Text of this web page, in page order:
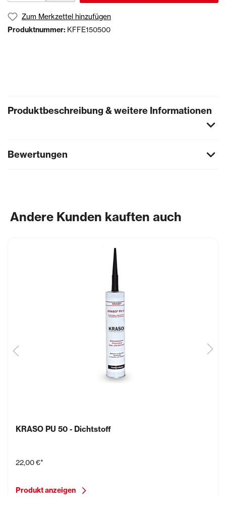
Zum Merkzettel hinzufügen
Produktnummer: KFFE150500
Produktbeschreibung & weitere Informationen
Bewertungen
Andere Kunden kauften auch
KRASO PU 50 - Dichtstoff
22,00 €*
Produkt anzeigen